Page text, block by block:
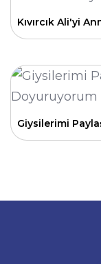
Kıvırcık Ali'yi
Giysilerimi